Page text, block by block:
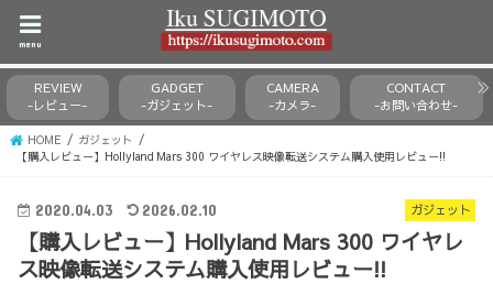
menu
REVIEW
-レビュー-
GADGET
-ガジェット-
CAMERA
-カメラ-
CONTACT
-お問い合わせ-
HOME
ガジェット
【購入レビュー】Hollyland Mars 300 ワイヤレス映像転送システム購入使用レビュー!!
ガジェット
2020.04.03 2026.02.10
【購入レビュー】Hollyland Mars 300 ワイヤレ
ス映像転送システム購入使用レビュー!!